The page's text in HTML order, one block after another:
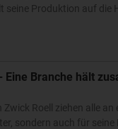
seine Produktion auf
Branche hält
Zwick Roell ziehen alle
sondern auch für